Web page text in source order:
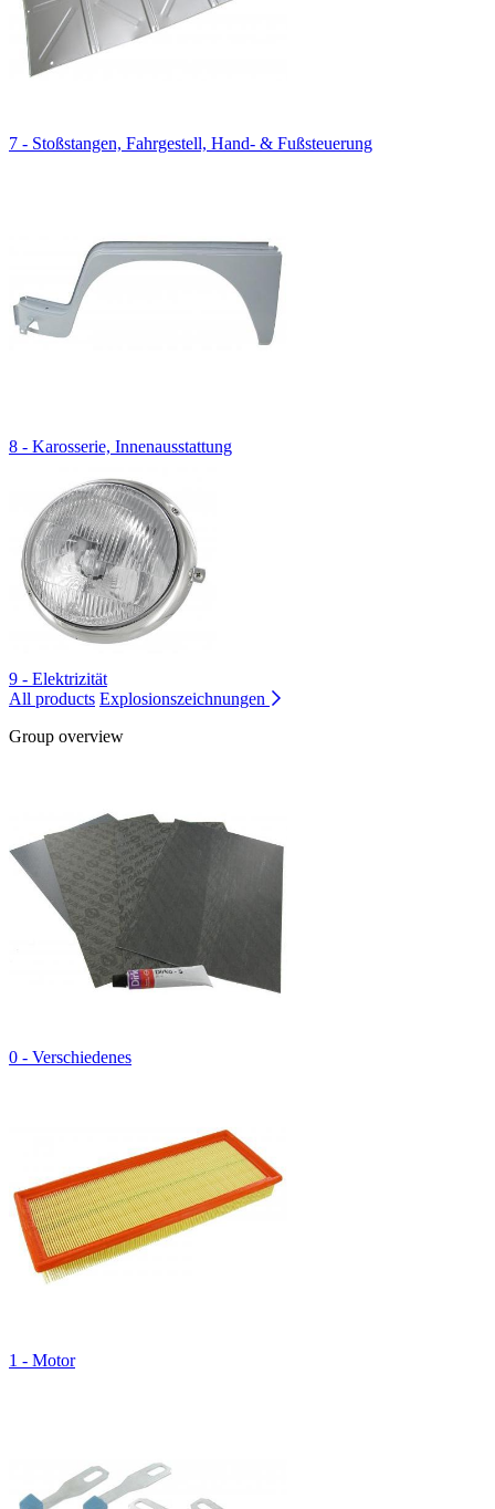
7 - Stoßstangen, Fahrgestell, Hand- & Fußsteuerung
8 - Karosserie, Innenausstattung
9 - Elektrizität
All products Explosionszeichnungen
Group overview
0 - Verschiedenes
1 - Motor